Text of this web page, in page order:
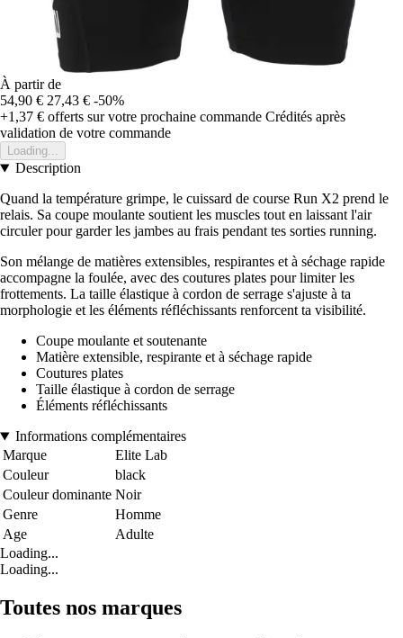
À partir de
54,90 € 27,43 € -50%
+1,37 € offerts sur votre prochaine commande Crédités après
validation de votre commande
Loading...
Description
Quand la température grimpe, le cuissard de course Run X2 prend le
relais. Sa coupe moulante soutient les muscles tout en laissant l'air
circuler pour garder les jambes au frais pendant tes sorties running.
Son mélange de matières extensibles, respirantes et à séchage rapide
accompagne la foulée, avec des coutures plates pour limiter les
frottements. La taille élastique à cordon de serrage s'ajuste à ta
morphologie et les éléments réfléchissants renforcent ta visibilité.
Coupe moulante et soutenante
Matière extensible, respirante et à séchage rapide
Coutures plates
Taille élastique à cordon de serrage
Éléments réfléchissants
Informations complémentaires
Marque
Elite Lab
Couleur
black
Couleur dominante Noir
Genre
Homme
Age
Adulte
Loading...
Loading...
Toutes nos marques